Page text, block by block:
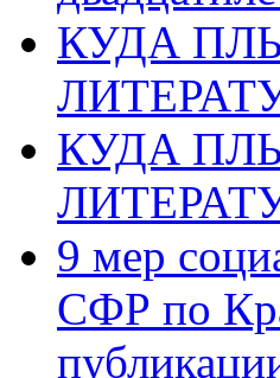
КУДА
КУДА
9 мер
СФР по